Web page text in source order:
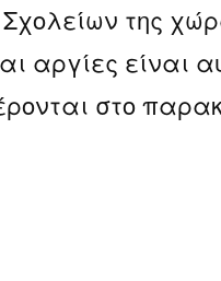
της
αργίες είναι
στο